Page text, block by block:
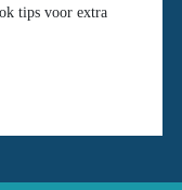
tips voor extra